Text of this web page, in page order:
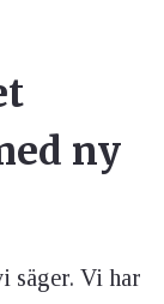
ny
säger. Vi har